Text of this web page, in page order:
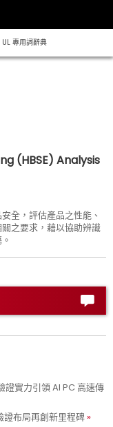
UL 專用詞辭典
(HBSE) Analysis
全，評估產品之性能、
之要求，藉以協助辨識
證實力引領 AI PC 高速傳
布局再創新里程碑